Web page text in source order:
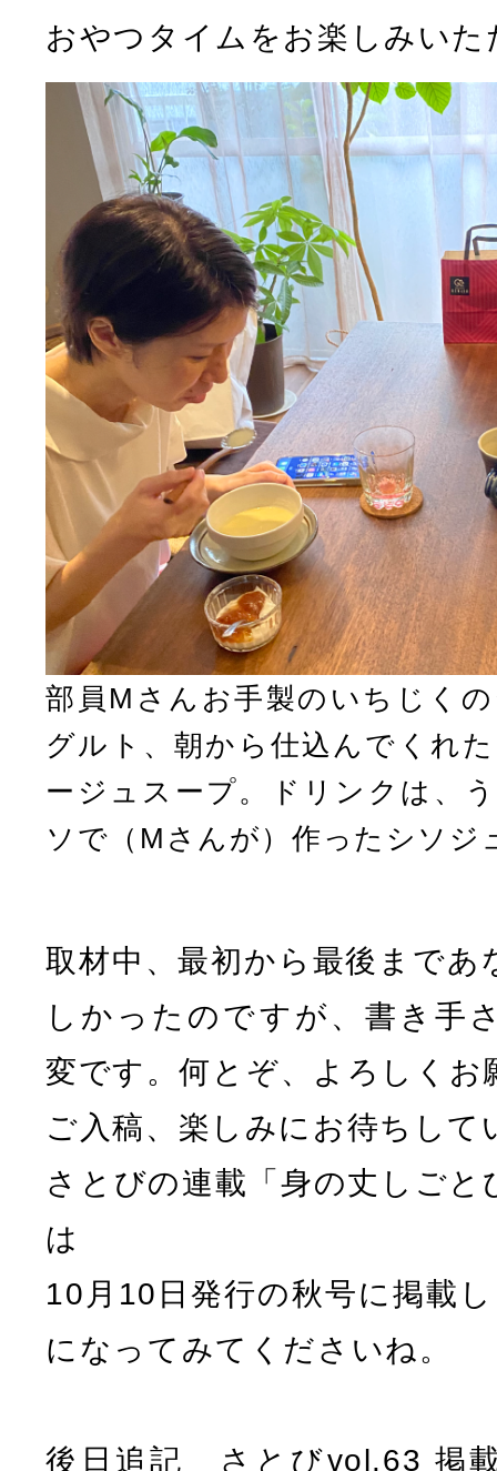
おやつタイムをお楽しみいた
部員Mさんお手製のいちじく
グルト、朝から仕込んでくれ
ージュスープ。ドリンクは、
ソで（Mさんが）作ったシソジ
取材中、最初から最後まであ
しかったのですが、書き手
変です。何とぞ、よろしく
ご入稿、楽しみにお待ちして
さとびの連載「身の丈しご
は
10月10日発行の秋号に掲載
になってみてくださいね。
後日追記 さとびvol.63 掲